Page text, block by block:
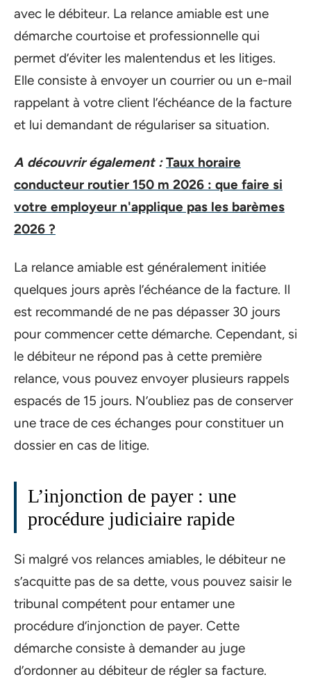
avec le débiteur. La relance amiable est une
démarche courtoise et professionnelle qui
permet d’éviter les malentendus et les litiges.
Elle consiste à envoyer un courrier ou un e-mail
rappelant à votre client l’échéance de la facture
et lui demandant de régulariser sa situation.
A découvrir également : Taux horaire
conducteur routier 150 m 2026 : que faire si
votre employeur n'applique pas les barèmes
2026 ?
La relance amiable est généralement initiée
quelques jours après l’échéance de la facture. Il
est recommandé de ne pas dépasser 30 jours
pour commencer cette démarche. Cependant, si
le débiteur ne répond pas à cette première
relance, vous pouvez envoyer plusieurs rappels
espacés de 15 jours. N’oubliez pas de conserver
une trace de ces échanges pour constituer un
dossier en cas de litige.
L’injonction de payer : une
procédure judiciaire rapide
Si malgré vos relances amiables, le débiteur ne
s’acquitte pas de sa dette, vous pouvez saisir le
tribunal compétent pour entamer une
procédure d’injonction de payer. Cette
démarche consiste à demander au juge
d’ordonner au débiteur de régler sa facture.